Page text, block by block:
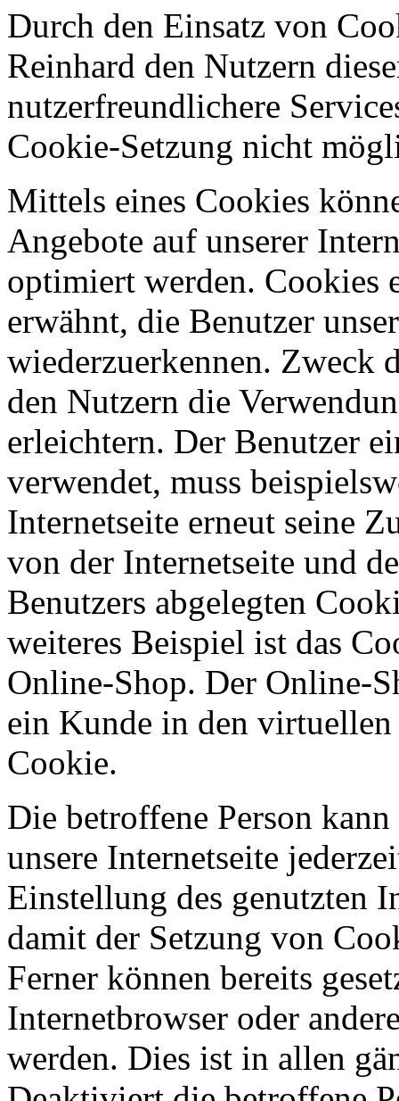
Durch den Einsatz von
Reinhard den Nutzern
nutzerfreundlichere
Cookie-Setzung nicht
Mittels eines Cookies
Angebote auf unserer
optimiert werden. Cookies
erwähnt, die Benutzer
wiederzuerkennen. Zweck
den Nutzern die
erleichtern. Der Benutzer
verwendet, muss
Internetseite erneut seine
von der Internetseite und
Benutzers abgelegten
weiteres Beispiel ist das
Online-Shop. Der Online-
ein Kunde in den
Cookie.
Die betroffene Person
unsere Internetseite
Einstellung des genutzten
damit der Setzung von
Ferner können bereits
Internetbrowser oder
werden. Dies ist in allen